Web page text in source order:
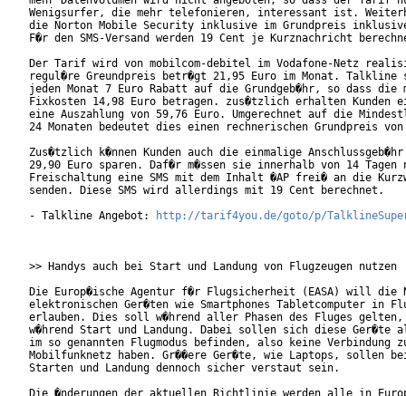
Wenigsurfer, die mehr telefonieren, interessant ist.
die Norton Mobile Security inklusive im Grundpreis
F�r den SMS-Versand werden 19 Cent je Kurznachricht
Der Tarif wird von mobilcom-debitel im Vodafone-Netz
regul�re Greundpreis betr�gt 21,95 Euro im Monat. Talkline
jeden Monat 7 Euro Rabatt auf die Grundgeb�hr, so dass die
Fixkosten 14,98 Euro betragen. zus�tzlich erhalten Kunden
eine Auszahlung von 59,76 Euro. Umgerechnet auf die
24 Monaten bedeutet dies einen rechnerischen Grundpreis
Zus�tzlich k�nnen Kunden auch die einmalige Anschlussgeb�hr
29,90 Euro sparen. Daf�r m�ssen sie innerhalb von 14 Tagen
Freischaltung eine SMS mit dem Inhalt �AP frei� an die
senden. Diese SMS wird allerdings mit 19 Cent berechnet.
- Talkline Angebot:
http://tarif4you.de/goto/p/
>> Handys auch bei Start und Landung von Flugzeugen nutzen
Die Europ�ische Agentur f�r Flugsicherheit (EASA) will die
elektronischen Ger�ten wie Smartphones Tabletcomputer in
erlauben. Dies soll w�hrend aller Phasen des Fluges gelten,
w�hrend Start und Landung. Dabei sollen sich diese Ger�te
im so genannten Flugmodus befinden, also keine Verbindung
Mobilfunknetz haben. Gr��ere Ger�te, wie Laptops, sollen
Starten und Landung dennoch sicher verstaut sein.
Die �nderungen der aktuellen Richtlinie werden alle in